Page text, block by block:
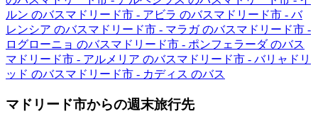
ルン のバスマドリード市 - アビラ のバスマドリード市 - バ
レンシア のバスマドリード市 - マラガ のバスマドリード市 -
ログローニョ のバスマドリード市 - ポンフェラーダ のバス
マドリード市 - アルメリア のバスマドリード市 - バリャドリ
ッド のバスマドリード市 - カディス のバス
マドリード市からの週末旅行先